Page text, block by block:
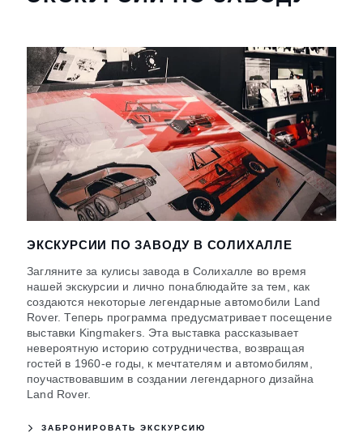
ЭКСКУРСИИ ПО ЗАВОДУ В СОЛИХАЛЛЕ
Загляните за кулисы завода в Солихалле во время
нашей экскурсии и лично понаблюдайте за тем, как
создаются некоторые легендарные автомобили Land
Rover. Теперь программа предусматривает посещение
выставки Kingmakers. Эта выставка рассказывает
невероятную историю сотрудничества, возвращая
гостей в 1960-е годы, к мечтателям и автомобилям,
поучаствовавшим в создании легендарного дизайна
Land Rover.
ЗАБРОНИРОВАТЬ ЭКСКУРСИЮ